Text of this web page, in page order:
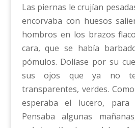
Las piernas le crujían
encorvaba con huesos
hombros en los brazos
cara, que se había
pómulos. Dolíase por su
sus ojos que ya no
transparentes, verdes.
esperaba el lucero,
Pensaba algunas